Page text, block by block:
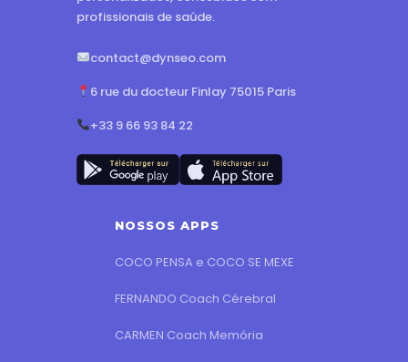
profissionais de saúde.
contact@dynseo.com
6 rue du docteur Finlay 75015 Paris
+33 9 66 93 84 22
NOSSOS APPS
COCO PENSA e COCO SE MEXE
FERNANDO Coach Cérebral
CARMEN Coach Memória